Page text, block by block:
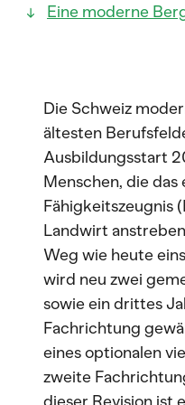
Eine moderne
Die Schweiz
ältesten
Ausbildungsstart
Menschen, die das
Fähigkeitszeugnis
Landwirt
Weg wie heute
wird neu zwei
sowie ein drittes
Fachrichtung
eines optionalen
zweite